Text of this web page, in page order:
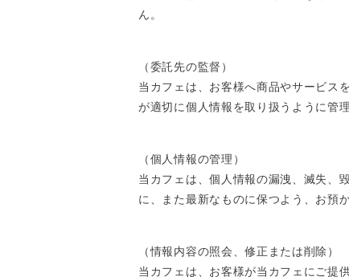
ん。
（委託先の監督）
当カフェは、お客様へ商品やサービス
が適切に個人情報を取り扱うように管
（個人情報の管理）
当カフェは、個人情報の漏洩、滅失、
に、また最新なものに保つよう、お預
（情報内容の照会、修正または削除）
当カフェは、お客様が当カフェにご提